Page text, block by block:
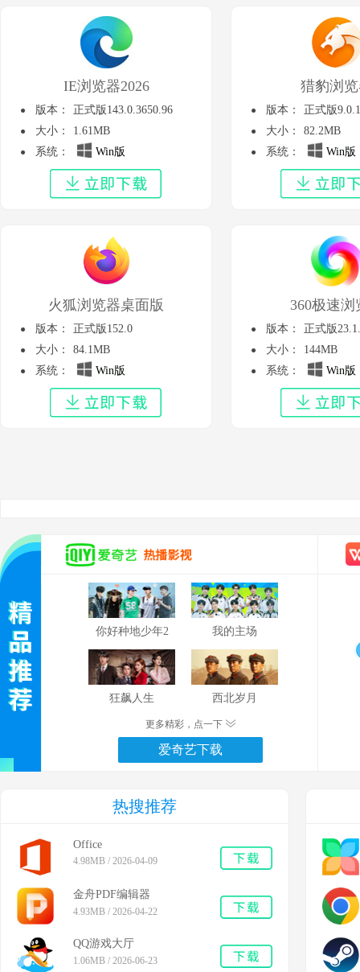
IE浏览器2026
版本：
正式版143.0.3650.96
大小：
1.61MB
系统：
Win版
猎豹浏
版本：
正式版
大小：
82.2MB
系统：
Win版
火狐浏览器桌面版
版本：
正式版152.0
大小：
84.1MB
系统：
Win版
360极速浏
版本：
正式版
大小：
144MB
系统：
Win版
你好种地少年2 我的主场
狂飙人生 西北岁月
更多精彩，点一下
爱奇艺下载
热搜推荐
Office
4.98MB / 2026-04-09
金舟PDF编辑器
4.93MB / 2026-04-22
QQ游戏大厅
1.06MB / 2026-06-23